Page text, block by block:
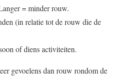
= minder rouw.
(in relatie tot de rouw die de
of diens activiteiten.
gevoelens dan rouw rondom de